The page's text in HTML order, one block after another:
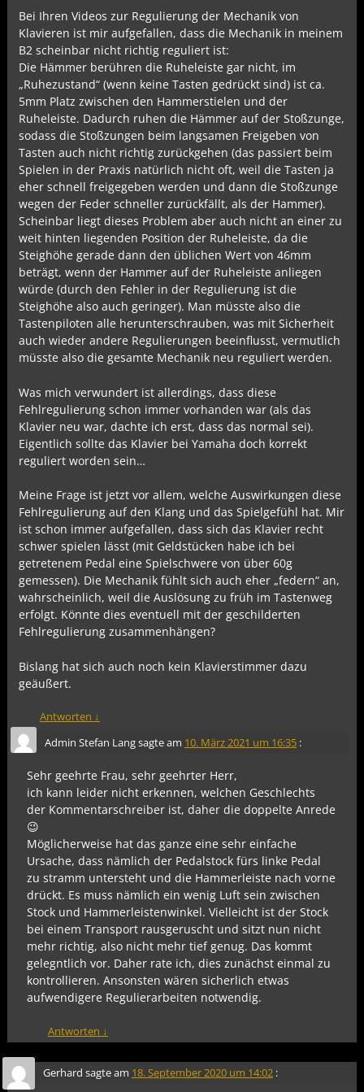
Bei Ihren Videos zur Regulierung der Mechanik von
Klavieren ist mir aufgefallen, dass die Mechanik in meinem
B2 scheinbar nicht richtig reguliert ist:
Die Hämmer berühren die Ruheleiste gar nicht, im
„Ruhezustand“ (wenn keine Tasten gedrückt sind) ist ca.
5mm Platz zwischen den Hammerstielen und der
Ruheleiste. Dadurch ruhen die Hämmer auf der Stoßzunge,
sodass die Stoßzungen beim langsamen Freigeben von
Tasten auch nicht richtig zurückgehen (das passiert beim
Spielen in der Praxis natürlich nicht oft, weil die Tasten ja
eher schnell freigegeben werden und dann die Stoßzunge
wegen der Feder schneller zurückfällt, als der Hammer).
Scheinbar liegt dieses Problem aber auch nicht an einer zu
weit hinten liegenden Position der Ruheleiste, da die
Steighöhe gerade dann den üblichen Wert von 46mm
beträgt, wenn der Hammer auf der Ruheleiste anliegen
würde (durch den Fehler in der Regulierung ist die
Steighöhe also auch geringer). Man müsste also die
Tastenpiloten alle herunterschrauben, was mit Sicherheit
auch wieder andere Regulierungen beeinflusst, vermutlich
müsste also die gesamte Mechanik neu reguliert werden.
Was mich verwundert ist allerdings, dass diese
Fehlregulierung schon immer vorhanden war (als das
Klavier neu war, dachte ich erst, dass das normal sei).
Eigentlich sollte das Klavier bei Yamaha doch korrekt
reguliert worden sein…
Meine Frage ist jetzt vor allem, welche Auswirkungen diese
Fehlregulierung auf den Klang und das Spielgefühl hat. Mir
ist schon immer aufgefallen, dass sich das Klavier recht
schwer spielen lässt (mit Geldstücken habe ich bei
getretenem Pedal eine Spielschwere von über 60g
gemessen). Die Mechanik fühlt sich auch eher „federn“ an,
wahrscheinlich, weil die Auslösung zu früh im Tastenweg
erfolgt. Könnte dies eventuell mit der geschilderten
Fehlregulierung zusammenhängen?
Bislang hat sich auch noch kein Klavierstimmer dazu
geäußert.
Antworten ↓
Admin Stefan Langsagte am 10. März 2021 um 16:35 :
Sehr geehrte Frau, sehr geehrter Herr,
ich kann leider nicht erkennen, welchen Geschlechts
der Kommentarschreiber ist, daher die doppelte Anrede
😉
Möglicherweise hat das ganze eine sehr einfache
Ursache, dass nämlich der Pedalstock fürs linke Pedal
zu stramm untersteht und die Hammerleiste nach vorne
drückt. Es muss nämlich ein wenig Luft sein zwischen
Stock und Hammerleistenwinkel. Vielleicht ist der Stock
bei einem Transport rausgeruscht und sitzt nun nicht
mehr richtig, also nicht mehr tief genug. Das kommt
gelegntlich vor. Daher rate ich, dies zunächst einmal zu
kontrollieren. Ansonsten wären sicherlich etwas
aufwendigere Regulierarbeiten notwendig.
Antworten ↓
Gerhard sagte am 18. September 2020 um 14:02 :